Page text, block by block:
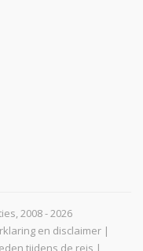
2008 - 2026
en disclaimer |
tijdens de reis |